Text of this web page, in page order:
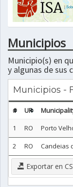
|
Municipios
Municipio(s) en
y algunas de sus
Municipios -
# UF
1
RO Porto
2 RO Candeias
Exportar en